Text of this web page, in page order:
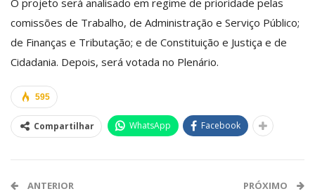
comissões de Trabalho, de Administração e Serviço Público;
de Finanças e Tributação; e de Constituição e Justiça e de
Cidadania. Depois, será votada no Plenário.
595
Compartilhar WhatsApp Facebook
ANTERIOR PRÓXIMO